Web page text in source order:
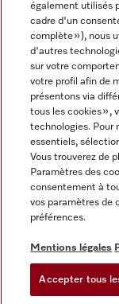
Informations légales
CGV
Conditions
Déclaration
Digital Services Act
Miele sur Instagram
Miele sur
également utilisés
cadre d'un
complète »), nous
d'autres
sur votre
votre profil afin de
présentons via
tous les cookies »,
technologies. Pour
essentiels,
Vous trouverez de
Paramètres des
consentement à
vos paramètres de
préférences.
Mentions légales
Accepter tous